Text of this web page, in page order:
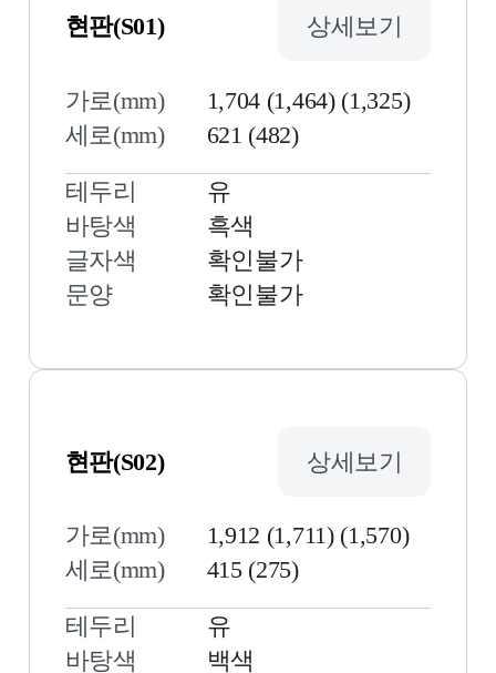
현판(S01) 상세보기
가로(mm)
1,704 (1,464) (1,325)
세로(mm)
621 (482)
테두리
유
바탕색
흑색
글자색
확인불가
문양
확인불가
현판(S02) 상세보기
가로(mm)
1,912 (1,711) (1,570)
세로(mm)
415 (275)
테두리
유
바탕색
백색